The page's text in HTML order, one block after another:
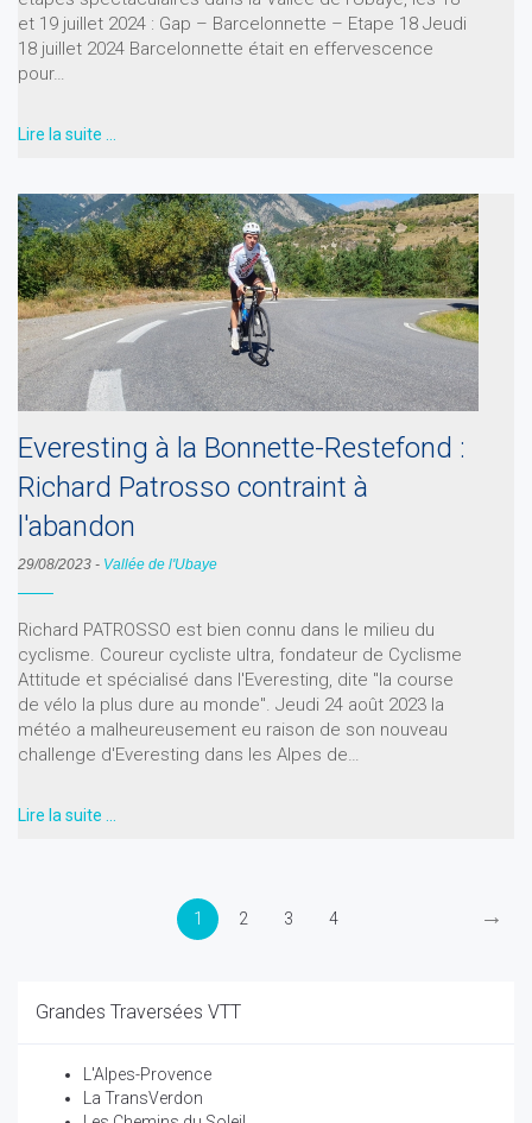
et 19 juillet 2024 : Gap – Barcelonnette – Etape 18 Jeudi
18 juillet 2024 Barcelonnette était en effervescence
pour…
Lire la suite …
Everesting à la Bonnette-Restefond :
Richard Patrosso contraint à
l'abandon
29/08/2023 - Vallée de l'Ubaye
Richard PATROSSO est bien connu dans le milieu du
cyclisme. Coureur cycliste ultra, fondateur de Cyclisme
Attitude et spécialisé dans l'Everesting, dite "la course
de vélo la plus dure au monde". Jeudi 24 août 2023 la
météo a malheureusement eu raison de son nouveau
challenge d'Everesting dans les Alpes de…
Lire la suite …
1 2 3 4 →
Grandes Traversées VTT
L'Alpes-Provence
La TransVerdon